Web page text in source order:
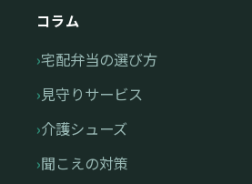
コラム
宅配弁当の選び方
見守りサービス
介護シューズ
聞こえの対策